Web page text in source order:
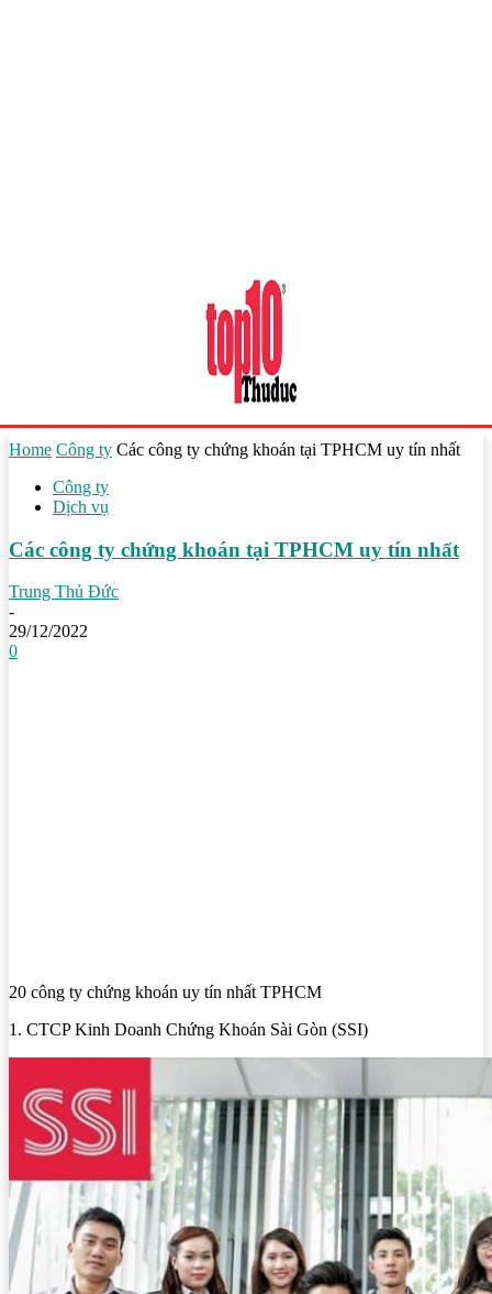
Home Công ty Các công ty chứng khoán tại TPHCM uy tín nhất
Công ty
Dịch vụ
Các công ty chứng khoán tại TPHCM uy tín nhất
Trung Thủ Đức
-
29/12/2022
0
20 công ty chứng khoán uy tín nhất TPHCM
1. CTCP Kinh Doanh Chứng Khoán Sài Gòn (SSI)